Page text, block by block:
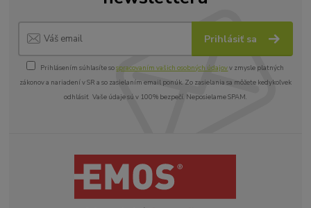
Prihlásiť sa
Prihlásením súhlasíte sospracovaním vašich osobných údajovv zmysle platných
zákonov a nariadení v SR a so zasielaním email ponúk. Zo zasielania sa môžete kedykoľvek
odhlásiť. Vaše údaje sú v 100% bezpečí. Neposielame SPAM.